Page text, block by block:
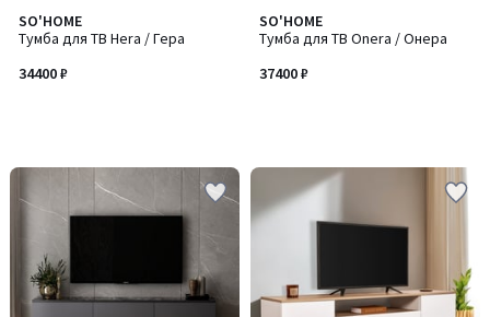
SO'HOME
Тумба для ТВ Hera / Гера
34400 ₽
SO'HOME
Тумба для ТВ Onera / Онера
37400 ₽